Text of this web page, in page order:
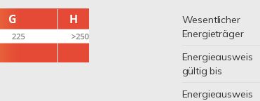
Wesentlicher
Energieträger
Energieausweis
gültig bis
Energieausweis